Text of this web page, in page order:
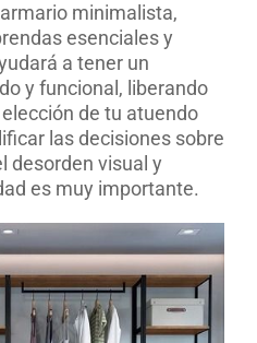
minimalista,
esenciales y
a tener un
y funcional, liberando
de tu atuendo
las decisiones sobre
desorden visual y
es muy importante.